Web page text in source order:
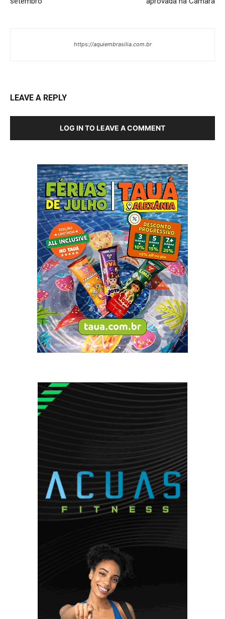
https://aquiembrasilia.com.br
LEAVE A REPLY
LOG IN TO LEAVE A COMMENT